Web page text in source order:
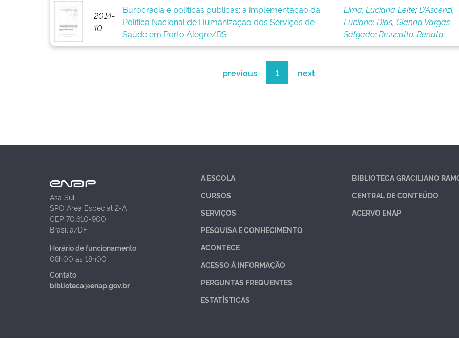
2014-
10
Burocracia e políticas públicas: a implementação da
Política Nacional de Humanização dos Serviços de
Saúde em Porto Alegre/RS
Lima, Luciana Leite;D’Ascenzi,
Luciano;Dias, Gianna Vargas
Salgado;Bruscatto, Renata
previous 1 next
Asa Sul
SPO Área Especial 2-A
CEP 70.610-900
Brasília/DF
Horário de funcionamento
08h00 às 18h00
Contato
biblioteca@enap.gov.br
A ESCOLA
CURSOS
SERVIÇOS
PESQUISA E CONHECIMENTO
ACONTECE
ACESSO À INFORMAÇÃO
PERGUNTAS FREQUENTES
ESTATÍSTICAS
BIBLIOTECA GRACILIANO
CENTRAL DE CONTEÚDO
ACERVO ENAP